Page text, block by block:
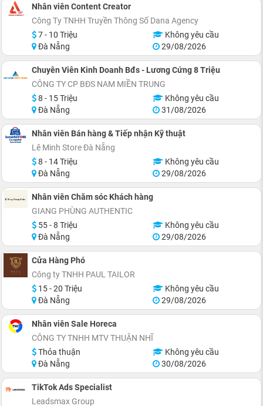
Nhân viên Content Creator
Công Ty TNHH Truyền Thông Số Dana Agency
7 - 10 Triệu
Không yêu cầu
Đà Nẵng
29/08/2026
Chuyên Viên Kinh Doanh Bđs - Lương Cứng 8 Triệu
CÔNG TY CP BĐS NAM MIỀN TRUNG
8 - 15 Triệu
Không yêu cầu
Đà Nẵng
31/08/2026
Nhân viên Bán hàng & Tiếp nhận Kỹ thuật
Lê Minh Store Đà Nẵng
8 - 14 Triệu
Không yêu cầu
Đà Nẵng
29/08/2026
Nhân viên Chăm sóc Khách hàng
GIANG PHÙNG AUTHENTIC
55 - 8 Triệu
Không yêu cầu
Đà Nẵng
29/08/2026
Cửa Hàng Phó
Công ty TNHH PAUL TAILOR
15 - 20 Triệu
Không yêu cầu
Đà Nẵng
29/08/2026
Nhân viên Sale Horeca
CÔNG TY TNHH MTV THUẬN NHĨ
Thỏa thuận
Không yêu cầu
Đà Nẵng
30/08/2026
TikTok Ads Specialist
Leadsmax Group